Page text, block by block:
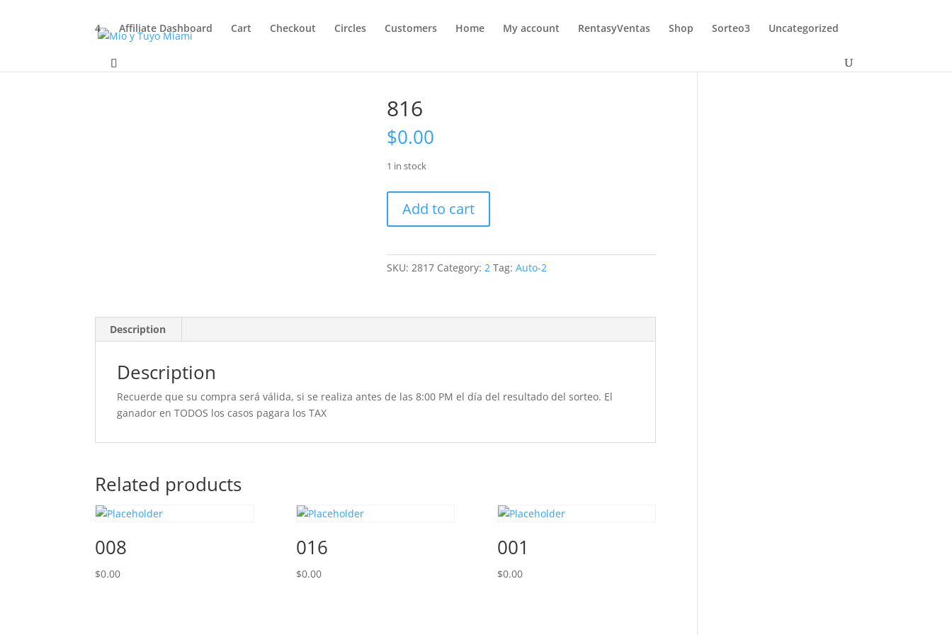
4 Affiliate Dashboard Cart Checkout Circles Customers Home My account RentasyVentas Shop Sorteo3 Uncategorized
816
$0.00
1 in stock
quantity
Add to cart
SKU:2817 Category:2 Tag:Auto-2
Description
Description
Recuerde que su compra será válida, si se realiza antes de las 8:00 PM el día del resultado del sorteo. El
ganador en TODOS los casos pagara los TAX
Related products
008
$0.00
016
$0.00
001
$0.00